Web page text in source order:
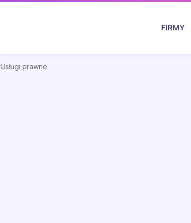
FIRMY
Usługi prawne